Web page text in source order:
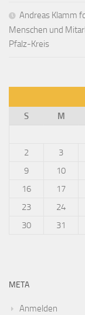
Andreas Klamm
Menschen und
Pfalz-Kreis
S
M
2
3
9
10
16
17
23
24
30
31
META
Anmelden